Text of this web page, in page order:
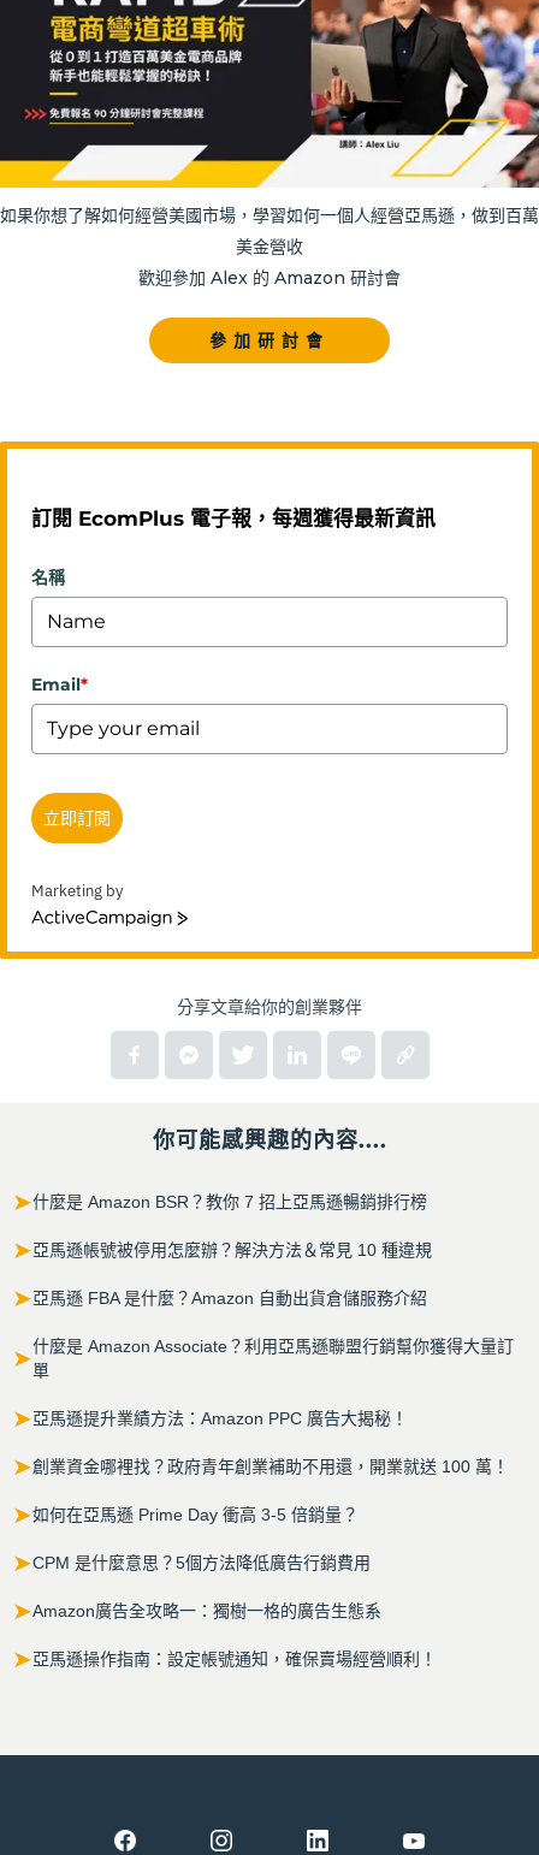
如果你想了解如何經營美國市場，學習如何一個人經營亞馬遜，做到百萬
美金營收
歡迎參加 Alex 的 Amazon 研討會
參加研討會
訂閱 EcomPlus 電子報，每週獲得最新資訊
名稱
Email*
立即訂閱
Marketing by
ActiveCampaign
分享文章給你的創業夥伴
你可能感興趣的內容....
➤什麼是 Amazon BSR？教你 7 招上亞馬遜暢銷排行榜
➤亞馬遜帳號被停用怎麼辦？解決方法＆常見 10 種違規
➤亞馬遜 FBA 是什麼？Amazon 自動出貨倉儲服務介紹
➤什麼是 Amazon Associate？利用亞馬遜聯盟行銷幫你獲得大量訂
單
➤亞馬遜提升業績方法：Amazon PPC 廣告大揭秘！
➤創業資金哪裡找？政府青年創業補助不用還，開業就送 100 萬！
➤如何在亞馬遜 Prime Day 衝高 3-5 倍銷量？
➤CPM 是什麼意思？5個方法降低廣告行銷費用
➤Amazon廣告全攻略一：獨樹一格的廣告生態系
➤亞馬遜操作指南：設定帳號通知，確保賣場經營順利！